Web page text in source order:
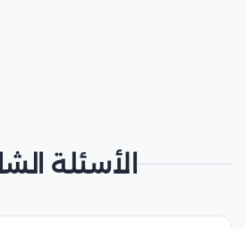
الأسئلة